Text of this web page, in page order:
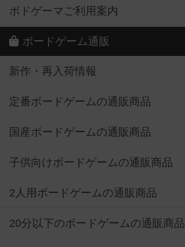
ボドゲーマご利用案内
ボードゲーム通販
新作・再入荷情報
定番ボードゲームの通販商品
国産ボードゲームの通販商品
子供向けボードゲームの通販商品
2人用ボードゲームの通販商品
20分以下のボードゲームの通販商品